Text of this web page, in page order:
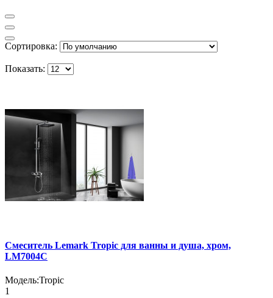
Сортировка:
Показать:
Смеситель Lemark Tropic для ванны и душа, хром,
LM7004С
Модель:Tropic
1